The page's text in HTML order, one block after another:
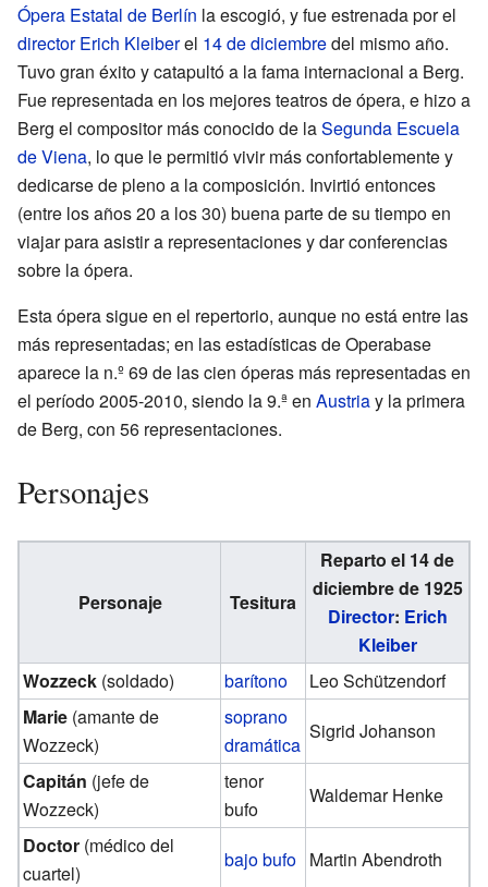
Ópera Estatal de Berlín la escogió, y fue estrenada por el
director Erich Kleiberel 14 de diciembredel mismo año.
Tuvo gran éxito y catapultó a la fama internacional a Berg.
Fue representada en los mejores teatros de ópera, e hizo a
Berg el compositor más conocido de laSegunda Escuela
de Viena, lo que le permitió vivir más confortablemente y
dedicarse de pleno a la composición. Invirtió entonces
(entre los años 20 a los 30) buena parte de su tiempo en
viajar para asistir a representaciones y dar conferencias
sobre la ópera.
Esta ópera sigue en el repertorio, aunque no está entre las
más representadas; en lasestadísticas de Operabase
aparece la n.º 69 de las cien óperas más representadas en
el período 2005-2010, siendo la 9.ª en Austriay la primera
de Berg, con 56 representaciones.
Personajes
Personaje Tesitura
Reparto el 14 de
diciembre de 1925
Director: Erich
Kleiber
Wozzeck (soldado) barítono
Leo Schützendorf
Marie (amante de
Wozzeck)
soprano
dramática
Sigrid Johanson
Capitán (jefe de
Wozzeck)
tenor
bufo
Waldemar Henke
Doctor (médico del
cuartel)
bajo bufo Martin Abendroth